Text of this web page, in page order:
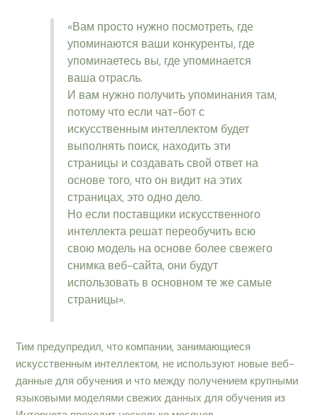
«Вам просто нужно посмотреть, где
упоминаются ваши конкуренты, где
упоминаетесь вы, где упоминается
ваша отрасль.
И вам нужно получить упоминания там,
потому что если чат-бот с
искусственным интеллектом будет
выполнять поиск, находить эти
страницы и создавать свой ответ на
основе того, что он видит на этих
страницах, это одно дело.
Но если поставщики искусственного
интеллекта решат переобучить всю
свою модель на основе более свежего
снимка веб-сайта, они будут
использовать в основном те же самые
страницы».
Тим предупредил, что компании, занимающиеся
искусственным интеллектом, не используют новые веб-
данные для обучения и что между получением крупными
языковыми моделями свежих данных для обучения из